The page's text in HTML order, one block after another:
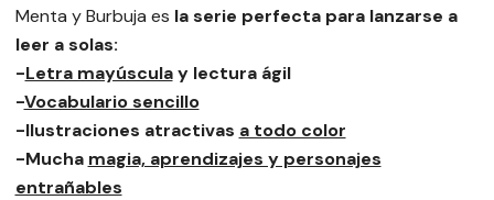
Menta y Burbuja es la serie perfecta para lanzarse a
leer a solas:
-Letra mayúsculay lectura ágil
-Vocabulario sencillo
-Ilustraciones atractivas a todo color
-Mucha magia, aprendizajes y personajes
entrañables